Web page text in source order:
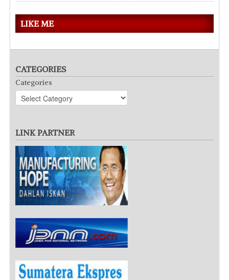
LIKE ME
CATEGORIES
Categories
LINK PARTNER